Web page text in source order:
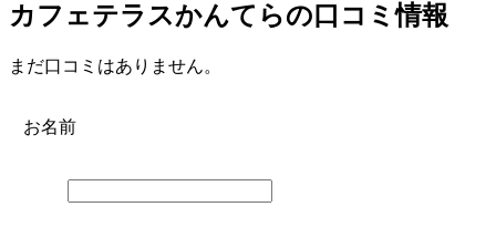
カフェテラスかんてらの口コミ情報
まだ口コミはありません。
お名前